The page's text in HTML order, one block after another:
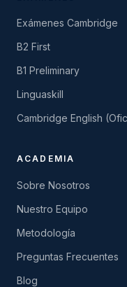
Exámenes Cambridge
B2 First
B1 Preliminary
Linguaskill
Cambridge English
ACADEMIA
Sobre Nosotros
Nuestro Equipo
Metodología
Preguntas Frecuentes
Blog